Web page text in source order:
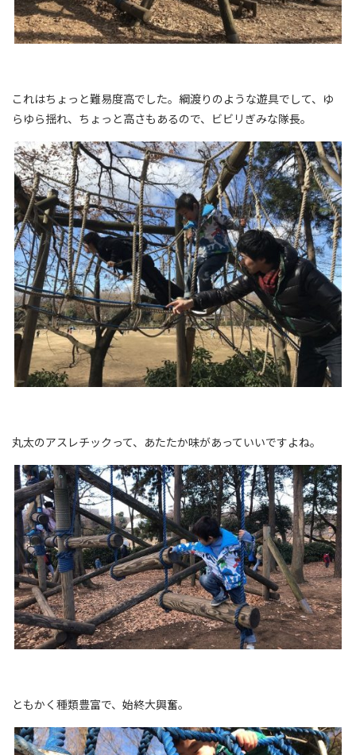
これはちょっと難易度高でした。綱渡りのような遊具でして、ゆ
らゆら揺れ、ちょっと高さもあるので、ビビリぎみな隊長。
丸太のアスレチックって、あたたか味があっていいですよね。
ともかく種類豊富で、始終大興奮。